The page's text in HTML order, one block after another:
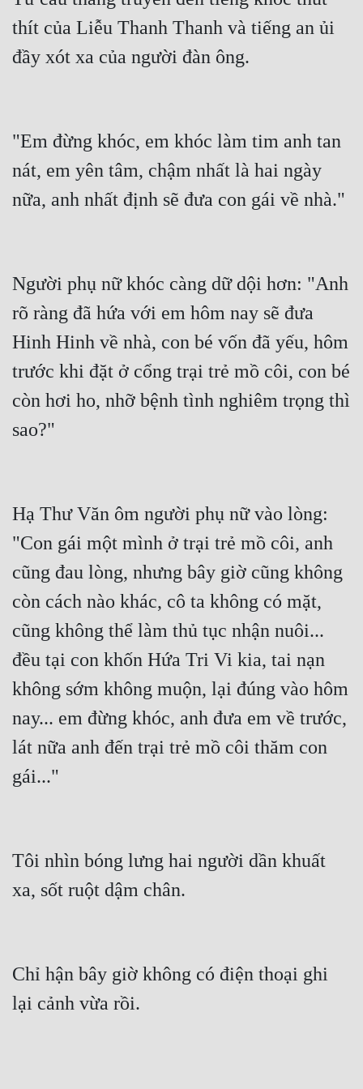
thít của Liễu Thanh Thanh và tiếng an ủi
đầy xót xa của người đàn ông.
"Em đừng khóc, em khóc làm tim anh tan
nát, em yên tâm, chậm nhất là hai ngày
nữa, anh nhất định sẽ đưa con gái về nhà."
Người phụ nữ khóc càng dữ dội hơn: "Anh
rõ ràng đã hứa với em hôm nay sẽ đưa
Hinh Hinh về nhà, con bé vốn đã yếu, hôm
trước khi đặt ở cổng trại trẻ mồ côi, con bé
còn hơi ho, nhỡ bệnh tình nghiêm trọng thì
sao?"
Hạ Thư Văn ôm người phụ nữ vào lòng:
"Con gái một mình ở trại trẻ mồ côi, anh
cũng đau lòng, nhưng bây giờ cũng không
còn cách nào khác, cô ta không có mặt,
cũng không thể làm thủ tục nhận nuôi...
đều tại con khốn Hứa Tri Vi kia, tai nạn
không sớm không muộn, lại đúng vào hôm
nay... em đừng khóc, anh đưa em về trước,
lát nữa anh đến trại trẻ mồ côi thăm con
gái..."
Tôi nhìn bóng lưng hai người dần khuất
xa, sốt ruột dậm chân.
Chỉ hận bây giờ không có điện thoại ghi
lại cảnh vừa rồi.